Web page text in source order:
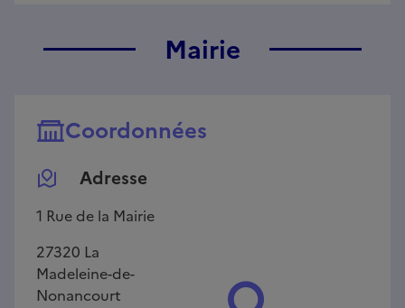
Mairie
Coordonnées
Adresse
1 Rue de la Mairie
27320 La
Madeleine-de-
Nonancourt